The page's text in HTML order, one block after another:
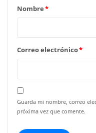
Nombre*
Correo electrónico*
Guarda mi nombre, correo
próxima vez que comente.